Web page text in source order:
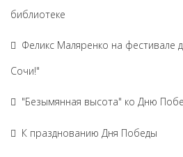
библиотеке
Феликс Маляренко на фестивале
Сочи!"
"Безымянная высота" ко Дню
К празднованию Дня Победы